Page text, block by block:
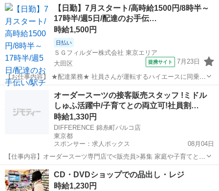
■仕事帰りに夕飯の買い物なども済ませたい方 ■今回新設の部門でオー
プニングに挑戦したい方...
東京 国領駅 その他
【日勤】7月スタート/高時給1500円/8時半～
17時半/週5日/配達のお手伝…
時給1,500円
日払い
ＳＧフィルダー株式会社 東京エリア
大田区
提携サイト 7月23日
【お仕事内容】 ★配達業務★ 社員さんが運転するハイエースに同乗。
企業や個人宅へ配送するカーペットや、タイル等の 荷下ろしと配達を
サポートするお仕事です。 ※個数が少ない場合や軽量物は、社員さん
が １人で配達するので車で...
その他
オーダースーツの接客販売スタッフ !ミドル
しゅふ活躍中/子育てとの両立可!社員割…
時給1,330円
DIFFERENCE 錦糸町パルコ店
東京都
スポンサー：求人ボックス
08月04日
【仕事内容】オーダースーツ専門店で<販売員>募集 家庭や子育てとの
両立OK!/ 週1日・1日1h～OK 扶養内勤務OK!時間曜日応相談 ミドルし
ゅふさん活躍中 久しぶりの仕事復帰も応援! 「お客様と近い距離感で
接客販売がしたい」...
アルバイト・パート
CD・DVDショップでの品出し・レジ
時給1,230円